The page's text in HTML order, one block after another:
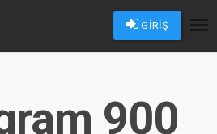
GİRİŞ
900